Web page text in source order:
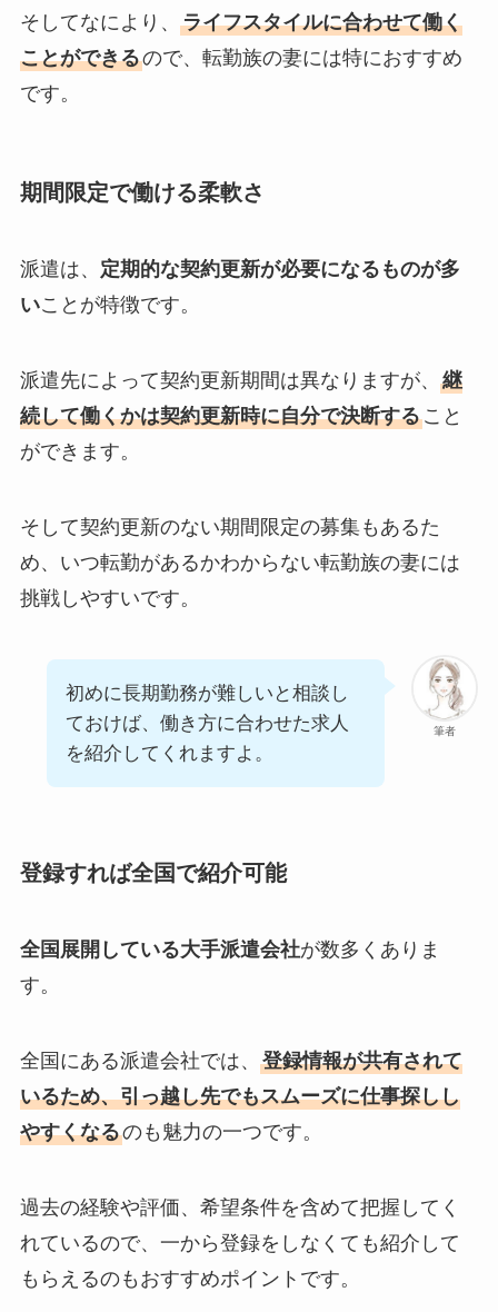
そしてなにより、 ライフスタイルに合わせて働く
ことができるので、転勤族の妻には特におすすめ
です。
期間限定で働ける柔軟さ
派遣は、 定期的な契約更新が必要になるものが多
いことが特徴です。
派遣先によって契約更新期間は異なりますが、 継
続して働くかは契約更新時に自分で決断すること
ができます。
そして契約更新のない期間限定の募集もあるた
め、いつ転勤があるかわからない転勤族の妻には
挑戦しやすいです。
筆者
初めに長期勤務が難しいと相談し
ておけば、働き方に合わせた求人
を紹介してくれますよ。
登録すれば全国で紹介可能
全国展開している大手派遣会社が数多くありま
す。
全国にある派遣会社では、 登録情報が共有されて
いるため、引っ越し先でもスムーズに仕事探しし
やすくなるのも魅力の一つです。
過去の経験や評価、希望条件を含めて把握してく
れているので、一から登録をしなくても紹介して
もらえるのもおすすめポイントです。